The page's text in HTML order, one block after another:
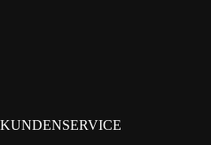
KUNDENSERVICE